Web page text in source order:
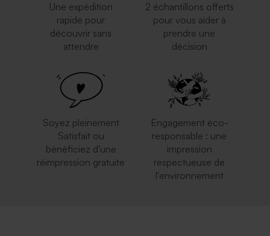
Une expédition
rapide pour
découvrir sans
attendre
2 échantillons offerts
pour vous aider à
prendre une
décision
Soyez pleinement
Satisfait ou
bénéficiez d'une
réimpression gratuite
Engagement éco-
responsable : une
impression
respectueuse de
l'environnement